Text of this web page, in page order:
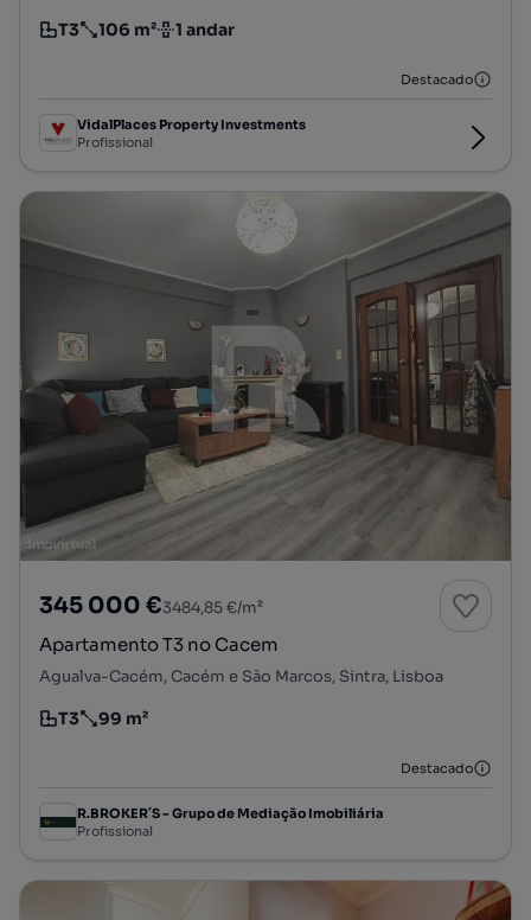
Tipologia
T3
Preço por metro quadrado
106 m²
Andar 1 andar
Destacado
VidalPlaces Property Investments
Profissional
345 000 €3484,85 €/m²
Apartamento T3 no Cacem
Agualva-Cacém, Cacém e São Marcos, Sintra, Lisboa
Tipologia
T3
Preço por metro quadrado
99 m²
Destacado
R.BROKER´S - Grupo de Mediação Imobiliária
Profissional